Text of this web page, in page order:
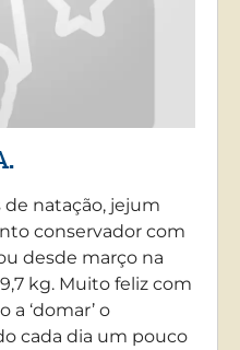
de natação, jejum
conservador com
desde março na
kg. Muito feliz com
‘domar’ o
cada dia um pouco